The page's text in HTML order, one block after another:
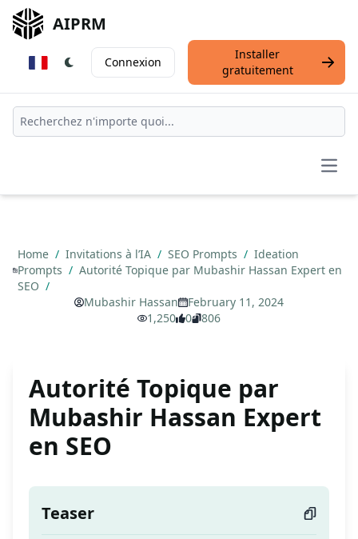
AIPRM
Connexion
Installer
gratuitement
Home / Invitations à l’IA / SEO Prompts / Ideation
Prompts / Autorité Topique par Mubashir Hassan Expert en
SEO /
Mubashir Hassan
February 11, 2024
1,250
0 806
Autorité Topique par
Mubashir Hassan Expert
en SEO
Teaser